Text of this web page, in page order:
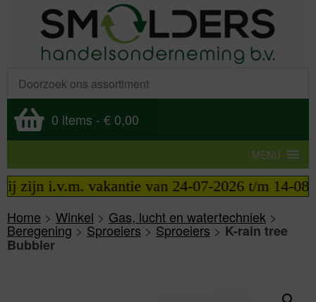
0 items - € 0,00
MENU
i.v.m. vakantie van 24-07-2026 t/m 14-08-
Home > Winkel > Gas, lucht en watertechniek >
Beregening>Sproeiers>Sproeiers>K-rain tree
Bubbler